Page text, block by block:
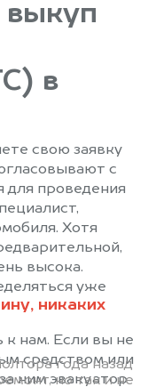
никаких
года назад
но так и не
выкуп
в
свою заявку
с
для проведения
Хотя
высока.
уже
нам. Если вы не
средством или
ним эвакуатор